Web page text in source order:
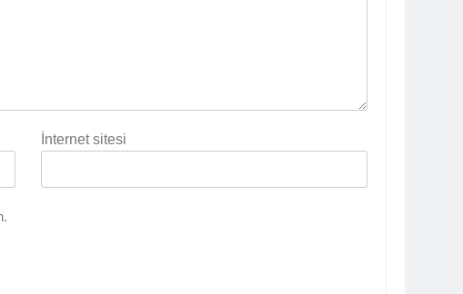
İnternet sitesi